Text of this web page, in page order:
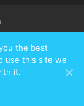
DE
the best
use this site we
it.